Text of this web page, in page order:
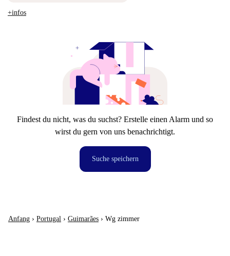
+infos
Findest du nicht, was du suchst? Erstelle einen Alarm und so
wirst du gern von uns benachrichtigt.
Suche speichern
Anfang › Portugal › Guimarães › Wg zimmer